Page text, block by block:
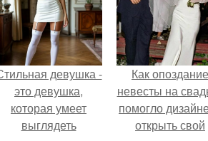
девушка -
это девушка,
которая умеет
выглядеть
Как опоздание
невесты на
помогло
открыть свой